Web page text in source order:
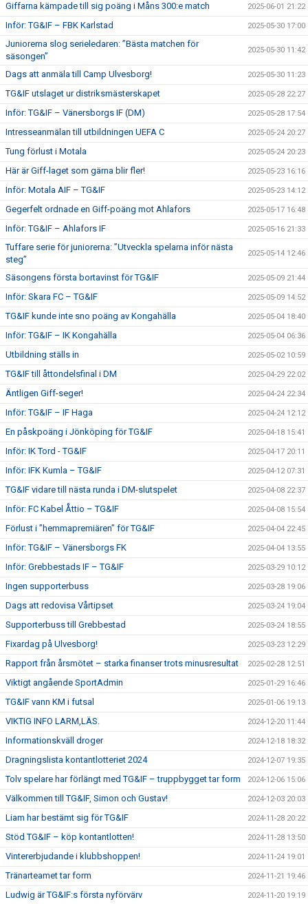
Giffarna kämpade till sig poäng i Måns 300:e match 2025-06-01 21:22
Inför: TG&IF – FBK Karlstad 2025-05-30 17:00
Juniorerna slog serieledaren: ”Bästa matchen för
säsongen”
2025-05-30 11:42
Dags att anmäla till Camp Ulvesborg! 2025-05-30 11:23
TG&IF utslaget ur distriksmästerskapet 2025-05-28 22:27
Inför: TG&IF – Vänersborgs IF (DM) 2025-05-28 17:54
Intresseanmälan till utbildningen UEFA C 2025-05-24 20:27
Tung förlust i Motala 2025-05-24 20:23
Här är Giff-laget som gärna blir fler! 2025-05-23 16:16
Inför: Motala AIF – TG&IF 2025-05-23 14:12
Gegerfelt ordnade en Giff-poäng mot Ahlafors 2025-05-17 16:48
Inför: TG&IF – Ahlafors IF 2025-05-16 21:33
Tuffare serie för juniorerna: ”Utveckla spelarna inför nästa
steg”
2025-05-14 12:46
Säsongens första bortavinst för TG&IF 2025-05-09 21:44
Inför: Skara FC – TG&IF 2025-05-09 14:52
TG&IF kunde inte sno poäng av Kongahälla 2025-05-04 18:40
Inför: TG&IF – IK Kongahälla 2025-05-04 06:36
Utbildning ställs in 2025-05-02 10:59
TG&IF till åttondelsfinal i DM 2025-04-29 22:02
Äntligen Giff-seger! 2025-04-24 22:34
Inför: TG&IF – IF Haga 2025-04-24 12:12
En påskpoäng i Jönköping för TG&IF 2025-04-18 15:41
Inför: IK Tord - TG&IF 2025-04-17 20:11
Inför: IFK Kumla – TG&IF 2025-04-12 07:31
TG&IF vidare till nästa runda i DM-slutspelet 2025-04-08 22:37
Inför: FC Kabel Åttio – TG&IF 2025-04-08 15:54
Förlust i ”hemmapremiären” för TG&IF 2025-04-04 22:45
Inför: TG&IF – Vänersborgs FK 2025-04-04 13:55
Inför: Grebbestads IF – TG&IF 2025-03-29 10:12
Ingen supporterbuss 2025-03-28 19:06
Dags att redovisa Vårtipset 2025-03-24 19:04
Supporterbuss till Grebbestad 2025-03-24 18:55
Fixardag på Ulvesborg! 2025-03-23 12:29
Rapport från årsmötet – starka finanser trots minusresultat 2025-02-28 12:51
Viktigt angående SportAdmin 2025-01-29 16:46
TG&IF vann KM i futsal 2025-01-06 19:13
VIKTIG INFO LARM,LÄS. 2024-12-20 11:44
Informationskväll droger 2024-12-18 18:32
Dragningslista kontantlotteriet 2024 2024-12-07 19:35
Tolv spelare har förlängt med TG&IF – truppbygget tar form 2024-12-06 15:06
Välkommen till TG&IF, Simon och Gustav! 2024-12-03 20:03
Liam har bestämt sig för TG&IF 2024-11-28 20:22
Stöd TG&IF – köp kontantlotten! 2024-11-28 13:50
Vintererbjudande i klubbshoppen! 2024-11-24 19:01
Tränarteamet tar form 2024-11-21 19:46
Ludwig är TG&IF:s första nyförvärv 2024-11-20 19:19